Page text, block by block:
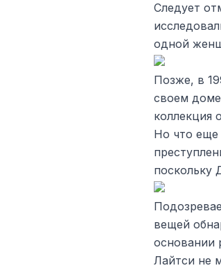
Следует
одной
Позже, в
своем
коллекция
Но что еще
поскольку
вещей
основании
Лайтси не